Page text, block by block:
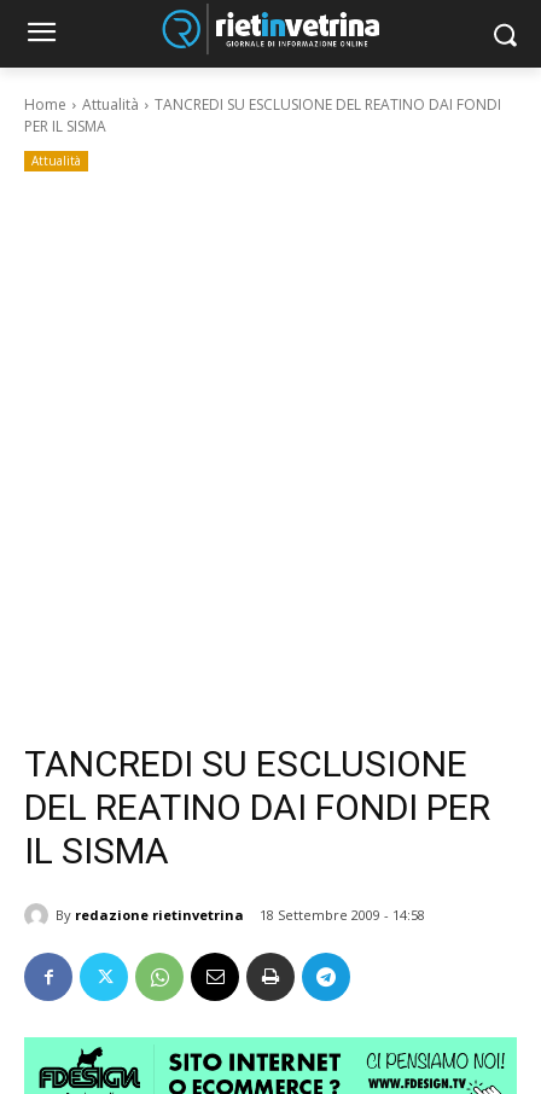
Home Attualità
TANCREDI SU ESCLUSIONE DEL REATINO DAI FONDI
PER IL SISMA
Attualità
TANCREDI SU ESCLUSIONE
DEL REATINO DAI FONDI PER
IL SISMA
By redazione rietinvetrina 18 Settembre 2009 - 14:58